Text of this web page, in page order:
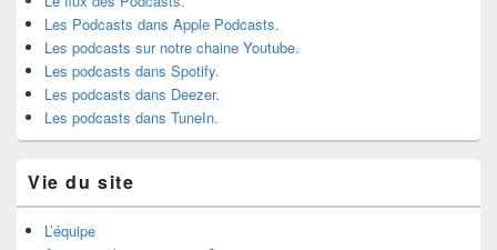
Les Podcasts dans Apple Podcasts.
Les podcasts sur notre chaine Youtube.
Les podcasts dans Spotify.
Les podcasts dans Deezer.
Les podcasts dans TuneIn.
Vie du site
L’équipe